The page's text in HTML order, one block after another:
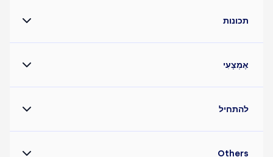
תכונות
אֶמְצָעִי
להתחיל
Others